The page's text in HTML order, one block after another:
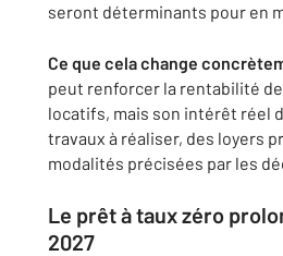
seront déterminants pour en
Ce que cela change
peut renforcer la rentabilité
locatifs, mais son intérêt réel
travaux à réaliser, des loyers
modalités précisées par les
Le prêt à taux zéro
2027